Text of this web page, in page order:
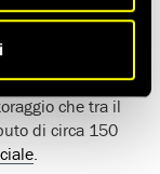
parziali
dell’odio –
che tra il
di circa 150